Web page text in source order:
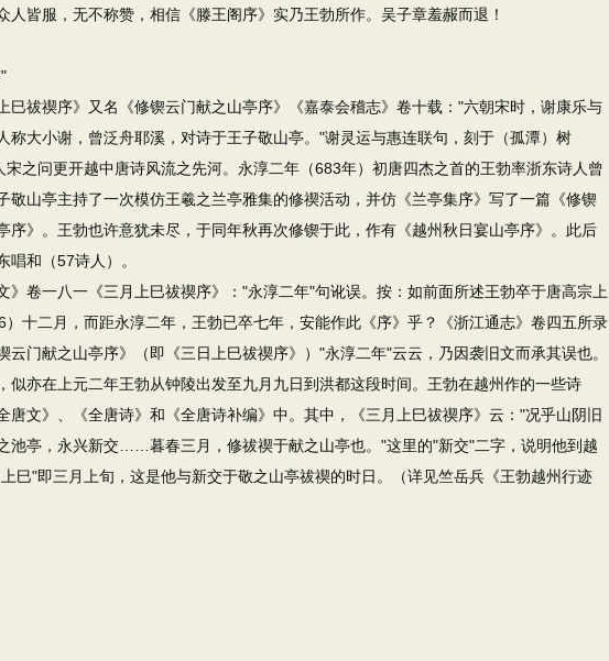
皆服，无不称赞，相信《滕王阁序》实乃王勃所作。吴子章羞赧而退！
祓禊序》又名《修锲云门献之山亭序》《嘉泰会稽志》卷十载："六朝宋时，谢康乐与
称大小谢，曾泛舟耶溪，对诗于王子敬山亭。"谢灵运与惠连联句，刻于（孤潭）树
宋之问更开越中唐诗风流之先河。永淳二年（683年）初唐四杰之首的王勃率浙东诗人曾
敬山亭主持了一次模仿王羲之兰亭雅集的修禊活动，并仿《兰亭集序》写了一篇《修锲
序》。王勃也许意犹未尽，于同年秋再次修锲于此，作有《越州秋日宴山亭序》。此后
唱和（57诗人）。
卷一八一《三月上巳祓禊序》："永淳二年"句讹误。按：如前面所述王勃卒于唐高宗上
）十二月，而距永淳二年，王勃已卒七年，安能作此《序》乎？《浙江通志》卷四五所录
云门献之山亭序》（即《三日上巳祓禊序》）"永淳二年"云云，乃因袭旧文而承其误也。
似亦在上元二年王勃从钟陵出发至九月九日到洪都这段时间。王勃在越州作的一些诗
唐文》、《全唐诗》和《全唐诗补编》中。其中，《三月上巳祓禊序》云："况乎山阴旧
池亭，永兴新交……暮春三月，修祓禊于献之山亭也。"这里的"新交"二字，说明他到越
巳"即三月上旬，这是他与新交于敬之山亭祓禊的时日。（详见竺岳兵《王勃越州行迹